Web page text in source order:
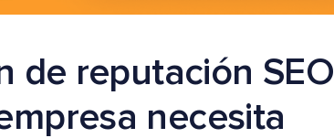
de reputación SEO
necesita